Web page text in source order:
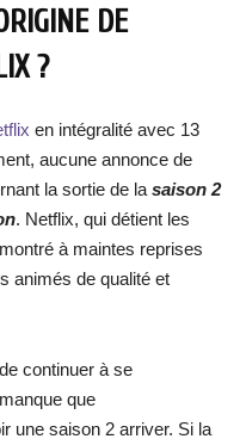
DE
?
en intégralité avec 13
aucune annonce de
la sortie de la saison 2
. Netflix, qui détient les
à maintes reprises
animés de qualité et
continuer à se
que
une saison 2 arriver. Si la